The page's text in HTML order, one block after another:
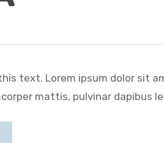
text. Lorem ipsum dolor sit
mattis, pulvinar dapibus